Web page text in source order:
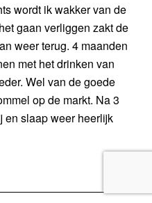
wordt ik wakker van de
gaan verliggen zakt de
weer terug. 4 maanden
met het drinken van
Wel van de goede
op de markt. Na 3
en slaap weer heerlijk